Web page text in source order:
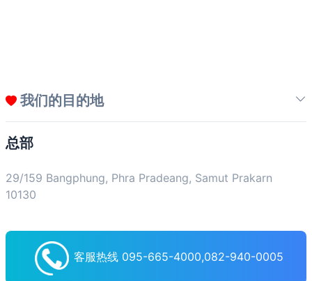
我们的目的地
总部
29/159 Bangphung, Phra Pradeang, Samut Prakarn
10130
客服热线 095-665-4000,082-940-0005